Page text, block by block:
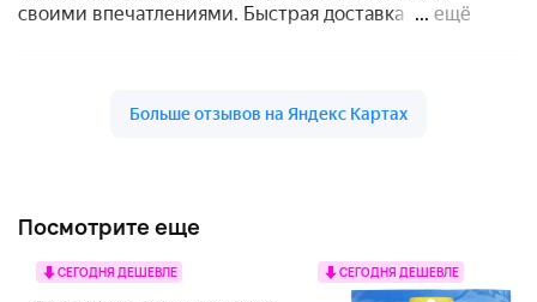
Посмотрите еще
СЕГОДНЯ ДЕШЕВЛЕ СЕГОДНЯ ДЕШЕВЛЕ